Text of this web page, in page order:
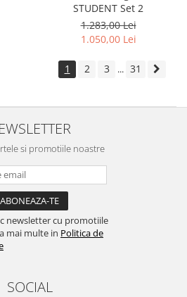
STUDENT Set 2
1.283,00 Lei
1.050,00 Lei
1 2 3 ... 31
si promotiile noastre
newsletter cu promotiile
mai multe in Politica de
SOCIAL